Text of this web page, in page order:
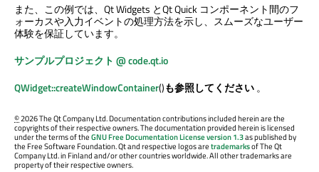
また、この例では、 Qt Widgets とQt Quick コンポーネント間のフ
ォーカスや入力イベントの処理方法を示し、スムーズなユーザー
体験を保証しています。
サンプルプロジェクト @ code.qt.io
QWidget::createWindowContainer()も参照してください。
©2026 The Qt Company Ltd. Documentation contributions included herein are the
copyrights of their respective owners. The documentation provided herein is licensed
under the terms of theGNU Free Documentation License version 1.3as published by
the Free Software Foundation. Qt and respective logos aretrademarksof The Qt
Company Ltd. in Finland and/or other countries worldwide. All other trademarks are
property of their respective owners.